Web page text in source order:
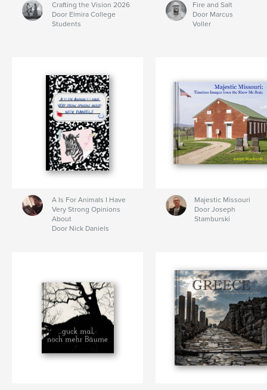
Crafting the Vision 2026
Door Elmira College
Students
Fire and Salt
Door Marcus
Voller
A Is For Animals I Have
Very Strong Opinions
About
Door Nick Daniels
Majestic Missouri
Door Joseph
Stamburski